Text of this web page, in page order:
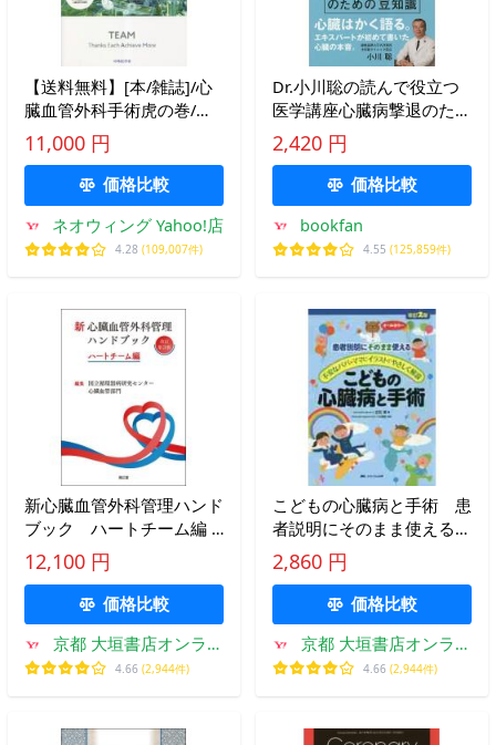
【送料無料】[本/雑誌]/心
臓血管外科手術虎の巻/山
口敦司
11,000 円
価格比較
ネオウィング Yahoo!店
4.28 (109,007件)
Dr.小川聡の読んで役立つ
医学講座心臓病撃退のため
の豆知識/小川聡
2,420 円
価格比較
bookfan
4.55 (125,859件)
新心臓血管外科管理ハンド
ブック ハートチーム編 /
国立循環器病研究セン
12,100 円
価格比較
京都 大垣書店オンライ
ン
4.66 (2,944件)
こどもの心臓病と手術 患
者説明にそのまま使える
不安なパパ・ママにイラス
トでやさしく解説 オール
カラー / 立石 実 著
2,860 円
価格比較
京都 大垣書店オンライ
ン
4.66 (2,944件)